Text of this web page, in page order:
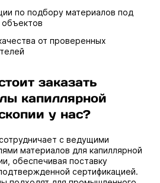
по подбору материалов под
объектов
от проверенных
заказать
капиллярной
у нас?
с ведущими
материалов для капиллярной
обеспечивая поставку
сертификацией.